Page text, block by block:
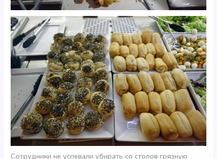
Сотрудники не успевали убирать со столов грязную